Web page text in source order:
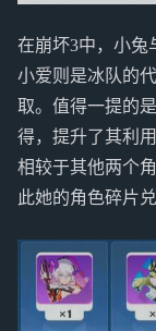
在崩坏3中，小兔
小爱则是冰队的
取。值得一提的
得，提升了其利用
相较于其他两个
此她的角色碎片